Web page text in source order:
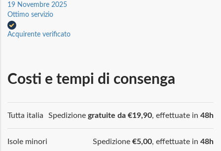
19 Novembre 2025
Ottimo servizio
Acquirente verificato
Costi e tempi di consenga
Tutta italia Spedizione gratuite da €19,90, effettuate in 48h
Isole minori Spedizione €5,00, effettuate in 48h